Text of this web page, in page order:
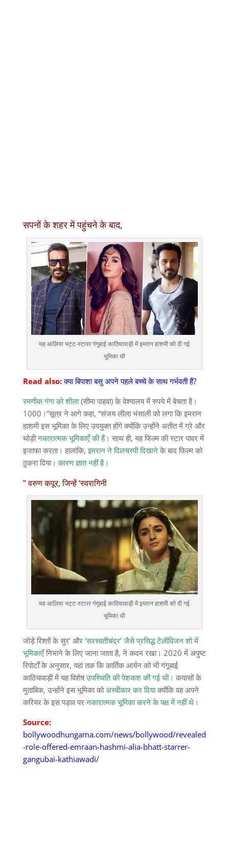
सपनों के शहर में पहुंचने के बाद,
यह आलिया भट्ट-स्टारर गंगूबाई काठियावाड़ी में इमरान हाशमी को दी गई
भूमिका थी
Read also:क्या बिपाशा बसु अपने पहले बच्चे के साथ गर्भवती हैं?
रमणीक गंगा को शीला(सीमा पाहवा) के वेश्यालय में रुपये में बेचता है।
1000।”सूत्र ने आगे कहा, “संजय लीला भंसाली को लगा कि इमरान
हाशमी इस भूमिका के लिए उपयुक्त होंगे क्योंकि उन्होंने अतीत में ग्रे और
थोड़ीनकारात्मक भूमिकाएँ की हैं। साथ ही, यह फिल्म की स्टार पावर में
इजाफा करता। हालांकि,इमरान ने दिलचस्पी दिखानेके बाद फिल्म को
ठुकरा दिया। कारण ज्ञात नहीं है।
” वरुण कपूर, जिन्हें ‘स्वरागिनी
यह आलिया भट्ट-स्टारर गंगूबाई काठियावाड़ी में इमरान हाशमी को दी गई
भूमिका थी
जोड़े रिश्तों के सुर’ और ‘सरस्वतीचंद्र’ जैसे प्रसिद्ध टेलीविजन शो में
भूमिकाएँनिभाने के लिए जाना जाता है, ने कदम रखा। 2020 में अपुष्ट
रिपोर्टों के अनुसार, यहां तक ​​​​कि कार्तिक आर्यन को भी गंगूबाई
काठियावाड़ी में यह विशेषउपस्थिति की पेशकश की गई थी। कयासों के
मुताबिक, उन्होंने इस भूमिका कोअस्वीकार कर दियाक्योंकि वह अपने
करियर के इस पड़ाव परनकारात्मक भूमिका करने के पक्ष में नहीं थे।
Source:
bollywoodhungama.com/news/bollywood/revealed
-role-offered-emraan-hashmi-alia-bhatt-starrer-
gangubai-kathiawadi/